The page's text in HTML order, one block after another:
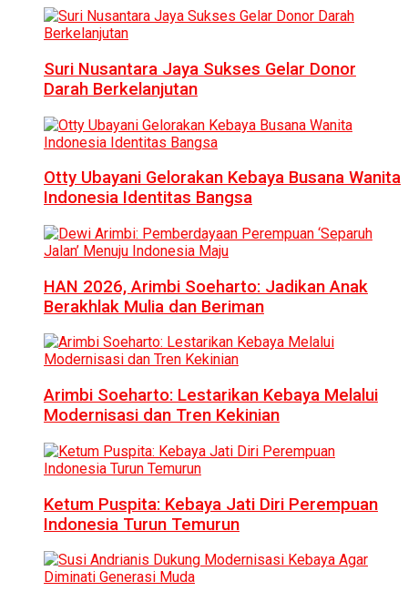
Suri Nusantara Jaya Sukses Gelar Donor
Darah Berkelanjutan
Otty Ubayani Gelorakan Kebaya Busana Wanita
Indonesia Identitas Bangsa
HAN 2026, Arimbi Soeharto: Jadikan Anak
Berakhlak Mulia dan Beriman
Arimbi Soeharto: Lestarikan Kebaya Melalui
Modernisasi dan Tren Kekinian
Ketum Puspita: Kebaya Jati Diri Perempuan
Indonesia Turun Temurun